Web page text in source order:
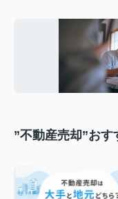
”不動産売却”おす